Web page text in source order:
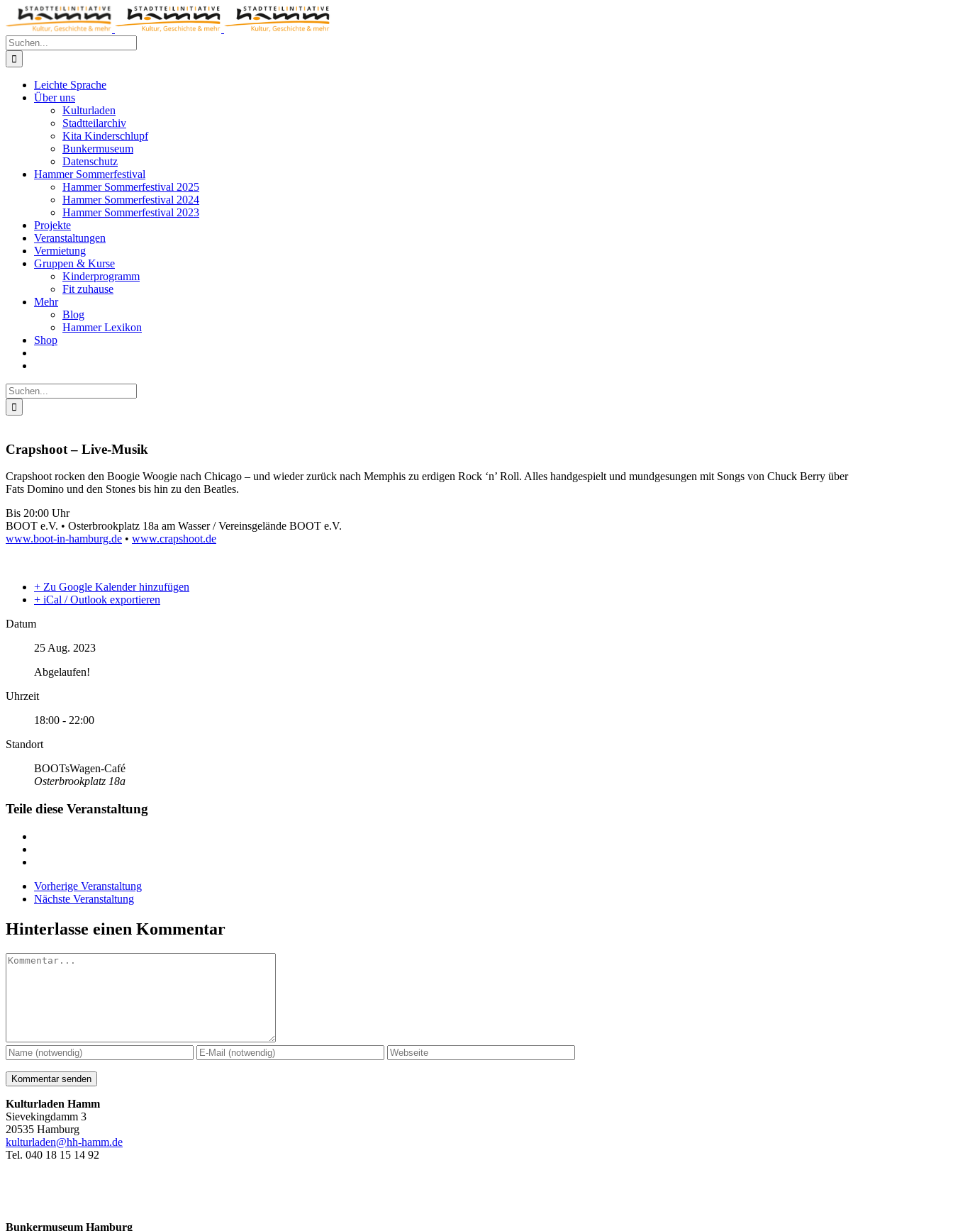
Zum
Inhalt
springen
Suche
nach:
Leichte Sprache
Über uns
Kulturladen
Stadtteilarchiv
Kita Kinderschlupf
Bunkermuseum
Datenschutz
Hammer Sommerfestival
Hammer Sommerfestival 2025
Hammer Sommerfestival 2024
Hammer Sommerfestival 2023
Projekte
Veranstaltungen
Vermietung
Gruppen & Kurse
Kinderprogramm
Fit zuhause
Mehr
Blog
Hammer Lexikon
Shop
Suche
nach:
Crapshoot – Live-Musik
Crapshoot rocken den Boogie Woogie nach Chicago – und wieder zurück nach Memphis zu erdigen Rock ‘n’ Roll. Alles handgespielt und mundgesungen mit Songs von Chuck Berry über
Fats Domino und den Stones bis hin zu den Beatles.
Bis 20:00 Uhr
BOOT e.V. • Osterbrookplatz 18a am Wasser / Vereinsgelände BOOT e.V.
www.boot-in-hamburg.de • www.crapshoot.de
+ Zu Google Kalender hinzufügen
+ iCal / Outlook exportieren
Datum
25 Aug. 2023
Abgelaufen!
Uhrzeit
18:00 - 22:00
Standort
BOOTsWagen-Café
Osterbrookplatz 18a
Teile diese Veranstaltung
Vorherige Veranstaltung
Nächste Veranstaltung
Hinterlasse einen Kommentar
Kommentar
Kulturladen Hamm
Sievekingdamm 3
20535 Hamburg
kulturladen@hh-hamm.de
Tel. 040 18 15 14 92
Bunkermuseum Hamburg